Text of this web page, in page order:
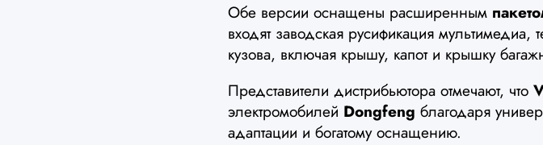
Обе версии оснащены расширенным
входят заводская русификация
кузова, включая крышу, капот и крышку
Представители дистрибьютора отмечают, что
электромобилей Dongfeng благодаря
адаптации и богатому оснащению.